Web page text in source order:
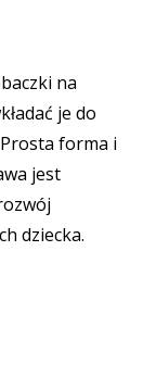
na
je do
forma i
jest
dziecka.